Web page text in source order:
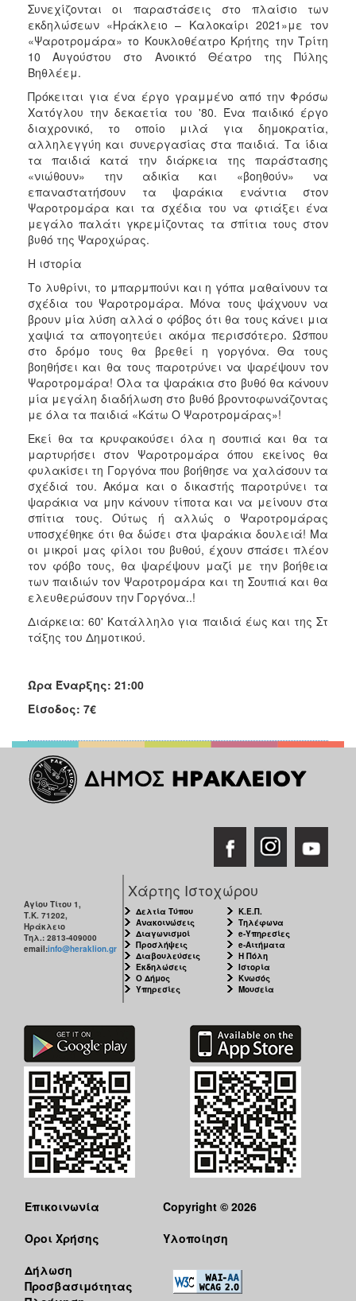
Συνεχίζονται οι παραστάσεις στο πλαίσιο των
εκδηλώσεων «Ηράκλειο – Καλοκαίρι 2021»με τον
«Ψαροτρομάρα» το Κουκλοθέατρο Κρήτης την Τρίτη
10 Αυγούστου στο Ανοικτό Θέατρο της Πύλης
Βηθλέεμ.
Πρόκειται για ένα έργο γραμμένο από την Φρόσω
Χατόγλου την δεκαετία του '80. Ένα παιδικό έργο
διαχρονικό, το οποίο μιλά για δημοκρατία,
αλληλεγγύη και συνεργασίας στα παιδιά. Τα ίδια
τα παιδιά κατά την διάρκεια της παράστασης
«νιώθουν» την αδικία και «βοηθούν» να
επαναστατήσουν τα ψαράκια ενάντια στον
Ψαροτρομάρα και τα σχέδια του να φτιάξει ένα
μεγάλο παλάτι γκρεμίζοντας τα σπίτια τους στον
βυθό της Ψαροχώρας.
Η ιστορία
Το λυθρίνι, το μπαρμπούνι και η γόπα μαθαίνουν τα
σχέδια του Ψαροτρομάρα. Μόνα τους ψάχνουν να
βρουν μία λύση αλλά ο φόβος ότι θα τους κάνει μια
χαψιά τα απογοητεύει ακόμα περισσότερο. Ώσπου
στο δρόμο τους θα βρεθεί η γοργόνα. Θα τους
βοηθήσει και θα τους παροτρύνει να ψαρέψουν τον
Ψαροτρομάρα! Όλα τα ψαράκια στο βυθό θα κάνουν
μία μεγάλη διαδήλωση στο βυθό βροντοφωνάζοντας
με όλα τα παιδιά «Κάτω Ο Ψαροτρομάρας»!
Εκεί θα τα κρυφακούσει όλα η σουπιά και θα τα
μαρτυρήσει στον Ψαροτρομάρα όπου εκείνος θα
φυλακίσει τη Γοργόνα που βοήθησε να χαλάσουν τα
σχέδιά του. Ακόμα και ο δικαστής παροτρύνει τα
ψαράκια να μην κάνουν τίποτα και να μείνουν στα
σπίτια τους. Ούτως ή αλλώς ο Ψαροτρομάρας
υποσχέθηκε ότι θα δώσει στα ψαράκια δουλειά! Μα
οι μικροί μας φίλοι του βυθού, έχουν σπάσει πλέον
τον φόβο τους, θα ψαρέψουν μαζί με την βοήθεια
των παιδιών τον Ψαροτρομάρα και τη Σουπιά και θα
ελευθερώσουν την Γοργόνα..!
Διάρκεια: 60' Κατάλληλο για παιδιά έως και της Στ
τάξης του Δημοτικού.
Ώρα Έναρξης: 21:00
Είσοδος: 7€
Αγίου Τίτου 1,
Τ.Κ. 71202,
Ηράκλειο
Τηλ.: 2813-409000
email:info@heraklion.gr
Χάρτης Ιστοχώρου
Δελτία Τύπου
Ανακοινώσεις
Διαγωνισμοί
Προσλήψεις
Διαβουλεύσεις
Εκδηλώσεις
Ο Δήμος
Υπηρεσίες
Κ.Ε.Π.
Τηλέφωνα
e-Υπηρεσίες
e-Αιτήματα
Η Πόλη
Ιστορία
Κνωσός
Μουσεία
Επικοινωνία
Όροι Χρήσης
Δήλωση
Προσβασιμότητας
Copyright © 2026
Υλοποίηση